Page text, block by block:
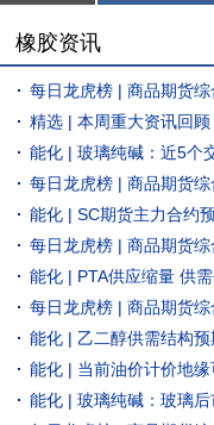
橡胶资讯
每日龙虎榜 | 商品期货综
精选 | 本周重大资讯回
能化 | 玻璃纯碱：近5个
每日龙虎榜 | 商品期货综
能化 | SC期货主力合约
每日龙虎榜 | 商品期货综
能化 | PTA供应缩量 供
每日龙虎榜 | 商品期货综
能化 | 乙二醇供需结构预
能化 | 当前油价计价地缘
能化 | 玻璃纯碱：玻璃